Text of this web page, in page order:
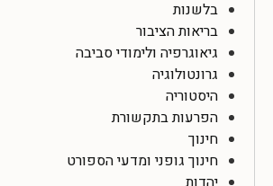
בלשנות
בריאות הציבור
גיאוגרפיה ולימודי סביבה
גרונטולוגיה
היסטוריה
הפרעות בתקשורת
חינוך
חינוך גופני ומדעי הספורט